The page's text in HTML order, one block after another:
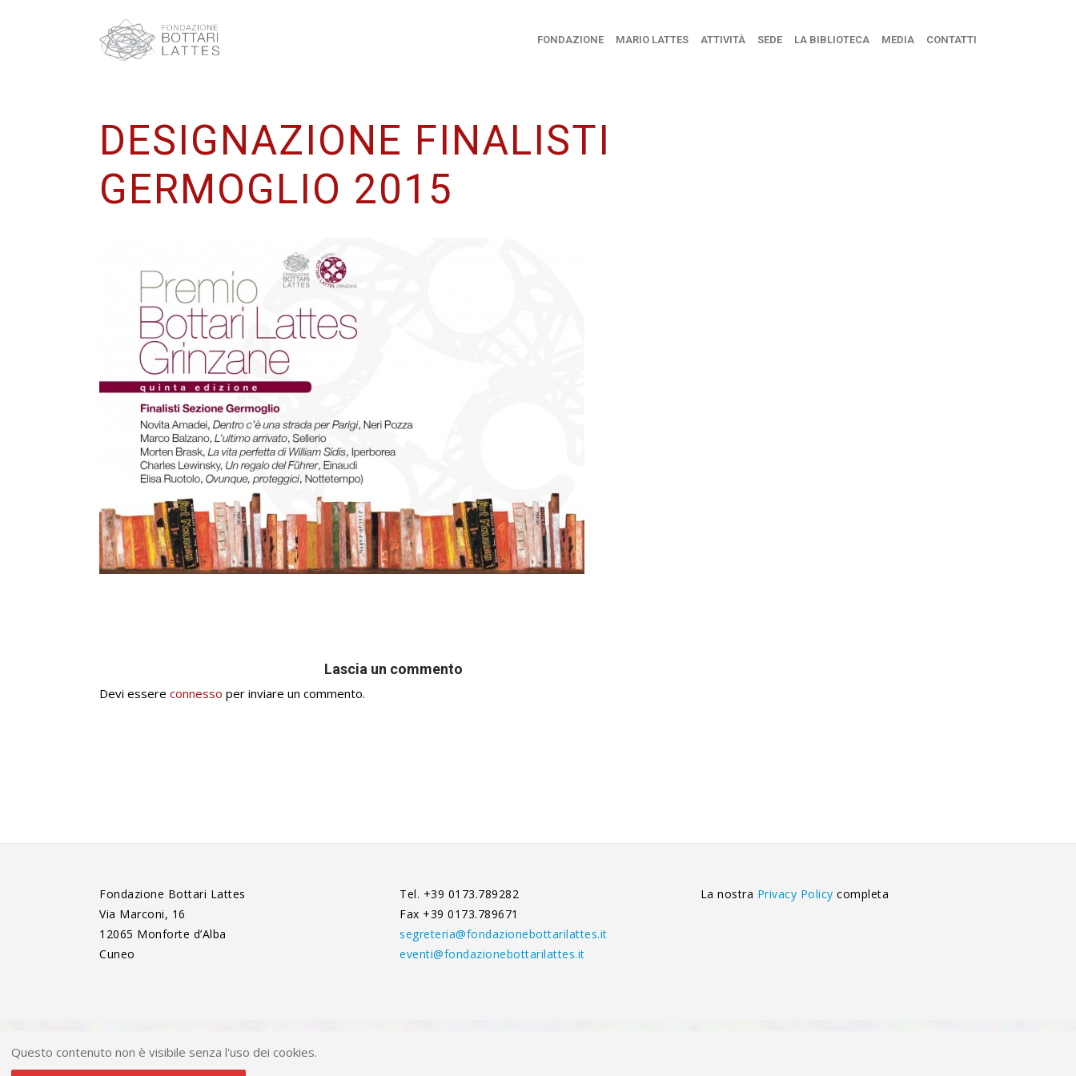
FONDAZIONE MARIO LATTES ATTIVITÀ SEDE LA BIBLIOTECA MEDIA CONTATTI
DESIGNAZIONE FINALISTI
GERMOGLIO 2015
Lascia un commento
Devi essere connesso per inviare un commento.
Fondazione Bottari Lattes
Via Marconi, 16
12065 Monforte d’Alba
Cuneo
Tel. +39 0173.789282
Fax +39 0173.789671
segreteria@fondazionebottarilattes.it
eventi@fondazionebottarilattes.it
La nostra Privacy Policycompleta
Questo contenuto non è visibile senza l'uso dei cookies.